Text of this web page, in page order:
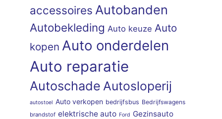
accessoires Autobanden
Autobekleding Auto keuze Auto
kopen Auto onderdelen
Auto reparatie
Autoschade Autosloperij
autostoel Auto verkopen bedrijfsbus Bedrijfswagens
brandstof elektrische auto Ford Gezinsauto